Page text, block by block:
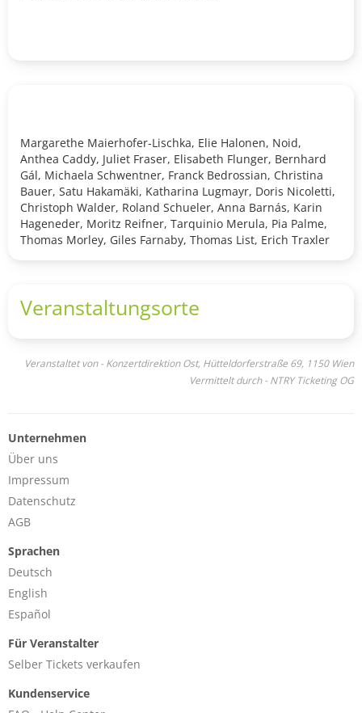
Margarethe Maierhofer-Lischka, Elie Halonen, Noid,
Anthea Caddy, Juliet Fraser, Elisabeth Flunger, Bernhard
Gál, Michaela Schwentner, Franck Bedrossian, Christina
Bauer, Satu Hakamäki, Katharina Lugmayr, Doris Nicoletti,
Christoph Walder, Roland Schueler, Anna Barnás, Karin
Hageneder, Moritz Reifner, Tarquinio Merula, Pia Palme,
Thomas Morley, Giles Farnaby, Thomas List, Erich Traxler
Veranstaltungsorte
Veranstaltet von - Konzertdirektion Ost, Hütteldorferstraße 69, 1150 Wien
Vermittelt durch - NTRY Ticketing OG
Unternehmen
Über uns
Impressum
Datenschutz
AGB
Sprachen
Deutsch
English
Español
Für Veranstalter
Selber Tickets verkaufen
Kundenservice